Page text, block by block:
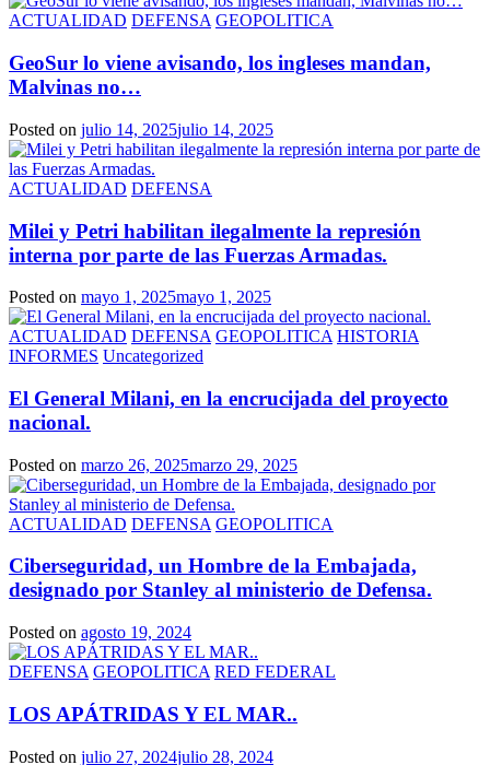
ACTUALIDAD DEFENSA GEOPOLITICA
GeoSur lo viene avisando, los ingleses mandan,
Malvinas no…
Posted on julio 14, 2025julio 14, 2025
ACTUALIDAD DEFENSA
Milei y Petri habilitan ilegalmente la represión
interna por parte de las Fuerzas Armadas.
Posted on mayo 1, 2025mayo 1, 2025
ACTUALIDAD DEFENSA GEOPOLITICA HISTORIA
INFORMES Uncategorized
El General Milani, en la encrucijada del proyecto
nacional.
Posted on marzo 26, 2025marzo 29, 2025
ACTUALIDAD DEFENSA GEOPOLITICA
Ciberseguridad, un Hombre de la Embajada,
designado por Stanley al ministerio de Defensa.
Posted on agosto 19, 2024
DEFENSA GEOPOLITICA RED FEDERAL
LOS APÁTRIDAS Y EL MAR..
Posted on julio 27, 2024julio 28, 2024